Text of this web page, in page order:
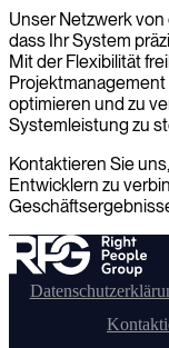
Unser Netzwerk
dass Ihr System
Mit der Flexibilität
optimieren und zu
Systemleistung zu
Kontaktieren Sie
Entwicklern zu